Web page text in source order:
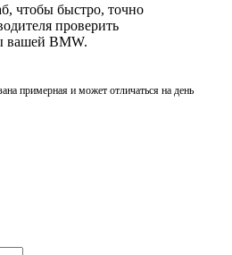
чтобы быстро, точно
проверить
вашей BMW.
примерная и может отличаться на день